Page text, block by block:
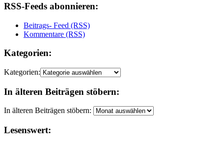
RSS-Feeds abonnieren:
Beitrags- Feed (RSS)
Kommentare (RSS)
Kategorien:
Kategorien:
In älteren Beiträgen stöbern:
In älteren Beiträgen stöbern:
Lesenswert: